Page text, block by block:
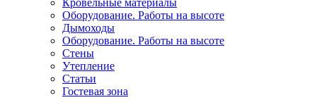
Оборудование. Работы на высоте
Дымоходы
Оборудование. Работы на высоте
Стены
Утепление
Статьи
Гостевая зона